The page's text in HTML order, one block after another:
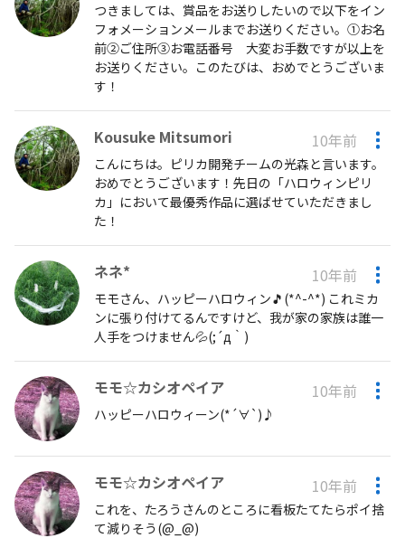
つきましては、賞品をお送りしたいので以下をイン
フォメーションメールまでお送りください。①お名
前②ご住所③お電話番号 大変お手数ですが以上を
お送りください。このたびは、おめでとうございま
す！
Kousuke Mitsumori 10年前
こんにちは。ピリカ開発チームの光森と言います。
おめでとうございます！先日の「ハロウィンピリ
カ」において最優秀作品に選ばせていただきまし
た！
ネネ* 10年前
モモさん、ハッピーハロウィン🎵(*^-^*) これミカ
ンに張り付けてるんですけど、我が家の家族は誰一
人手をつけません💦(;´д｀)
モモ☆カシオペイア 10年前
ハッピーハロウィーン(*´∀`)♪
モモ☆カシオペイア 10年前
これを、たろうさんのところに看板たてたらポイ捨
て減りそう(@_@)